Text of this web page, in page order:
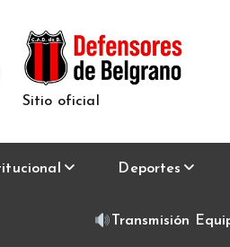
Sitio oficial
Deportes
Transmisión